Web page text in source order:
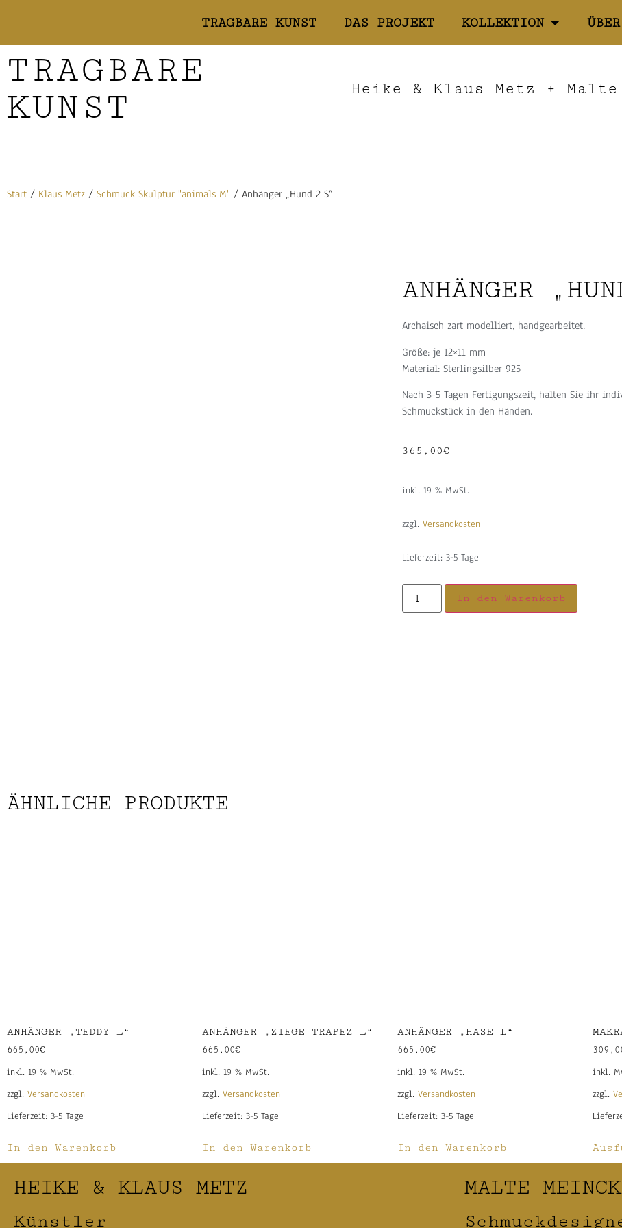
TRAGBARE KUNST DAS PROJEKT KOLLEKTION
TRAGBARE
KUNST
Heike & Klaus Metz + Malte
Start / Klaus Metz / Schmuck Skulptur "animals M" / Anhänger „Hund 2 S“
ANHÄNGER
Archaisch zart modelliert, handgearbeitet.
Größe: je 12×11 mm
Material: Sterlingsilber 925
Nach 3-5 Tagen Fertigungszeit, halten Sie ihr
Schmuckstück in den Händen.
365,00€
inkl. 19 % MwSt.
zzgl.Versandkosten
Lieferzeit:3-5 Tage
In den Warenkorb
ÄHNLICHE PRODUKTE
ANHÄNGER „TEDDY L“
665,00€
inkl. 19 % MwSt.
zzgl. Versandkosten
Lieferzeit: 3-5 Tage
In den Warenkorb
ANHÄNGER „ZIEGE TRAPEZ L“
665,00€
inkl. 19 % MwSt.
zzgl. Versandkosten
Lieferzeit: 3-5 Tage
In den Warenkorb
ANHÄNGER „HASE L“
665,00€
inkl. 19 % MwSt.
zzgl. Versandkosten
Lieferzeit: 3-5 Tage
In den Warenkorb
inkl.
zzgl.
HEIKE & KLAUS METZ
Künstler
MALTE MEINCK